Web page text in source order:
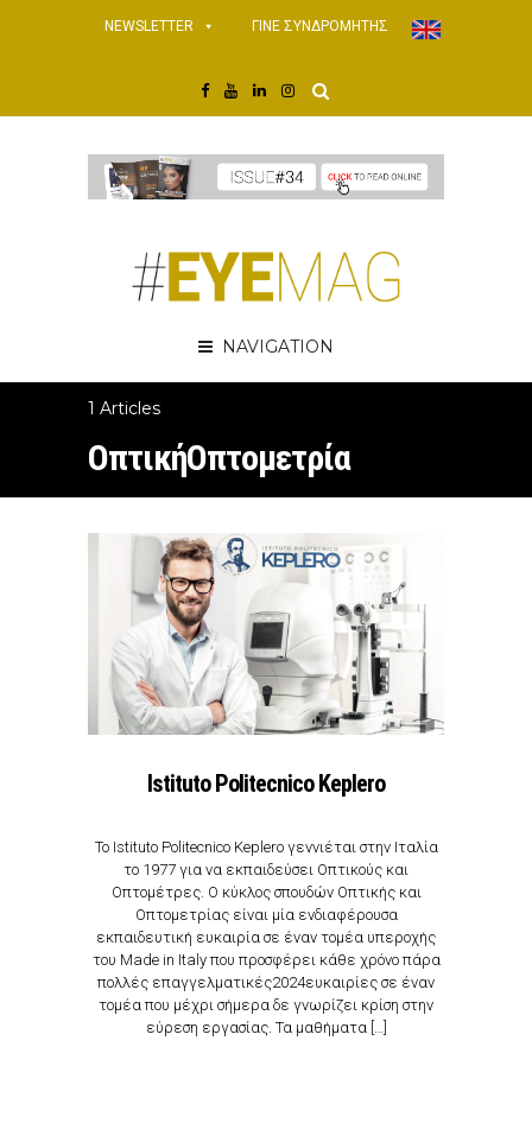
NEWSLETTER ΓΙΝΕ ΣΥΝΔΡΟΜΗΤΗΣ
NAVIGATION
1 Articles
ΟπτικήΟπτομετρία
Istituto Politecnico Keplero
Το Istituto Politecnico Keplero γεννιέται στην Ιταλία
το 1977 για να εκπαιδεύσει Οπτικούς και
Οπτομέτρες. Ο κύκλος σπουδών Οπτικής και
Οπτομετρίας είναι μία ενδιαφέρουσα
εκπαιδευτική ευκαιρία σε έναν τομέα υπεροχής
του Made in Italy που προσφέρει κάθε χρόνο πάρα
πολλές επαγγελματικές2024ευκαιρίες σε έναν
τομέα που μέχρι σήμερα δε γνωρίζει κρίση στην
εύρεση εργασίας. Τα μαθήματα […]